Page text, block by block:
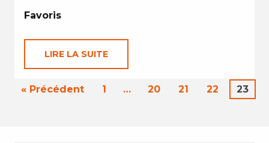
Favoris
LIRE LA SUITE
« Précédent 1 … 20 21 22 23